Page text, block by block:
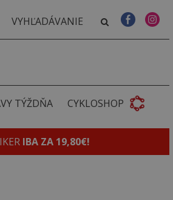
TÝŽDŇA CYKLOSHOP
IBA ZA 19,80€!